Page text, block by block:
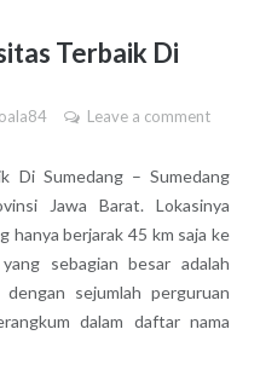
Terbaik Di
Leave a comment
Di Sumedang – Sumedang
Jawa Barat. Lokasinya
hanya berjarak 45 km saja ke
sebagian besar adalah
sejumlah perguruan
dalam daftar nama